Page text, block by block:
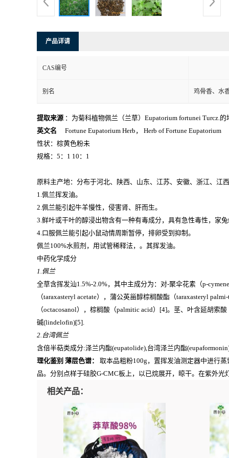
产品详请
CAS编号
别名 鸡骨香、水
提取来源 ：为菊科植物佩兰（兰草）Eupatorium fortunei Turcz.的
英文名 Fortune Eupatorium Herb， Herb of Fortune Eupatorium
性状：棕黄色粉未
规格：5：1 10：1
原料主产地：分布于河北、陕西、山东、江苏、安徽、浙江、江
1.佩兰挥发油。
2.佩兰能引起牛羊慢性，侵害肾、肝而生。
3.鲜叶或干叶的醇浸出物含有一种有毒成分，具有急性毒性，家
4.口服佩兰能引起小鼠动情周斯暂停，排卵受到抑制。
佩兰100%水煎剂，用试管稀释法，。其挥发油。
中药化学成分
1.佩兰
全草含挥发汕1.5%-2.0%，其中主成分为：对-聚伞花素（p-
（taraxasteryl acetate），蒲公英甾醇棕榈酸酯（taraxasteryl
（octacosanol），棕榈酸（palmitic acid）[4]。茎、叶含延胡
碱(lindelofin)[5].
2.台湾佩兰
含倍半萜类成分:泽兰内酯(eupatolide),台湾泽兰内酯
理化鉴别 薄层色谱： 取本品粗粉100g，置挥发油测定器中进行
品。分别点样于硅胶G-CMC板上，以已烷展开，晾干。在紫外
相关产品：